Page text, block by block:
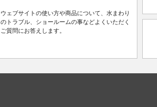
ウェブサイトの使い方や商品について、水まわり
のトラブル、ショールームの事などよくいただく
ご質問にお答えします。